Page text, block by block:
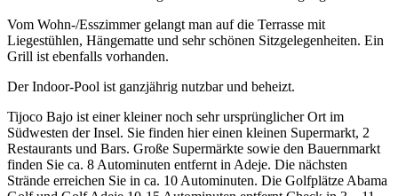
Vom Wohn-/Esszimmer gelangt man auf die Terrasse mit
Liegestühlen, Hängematte und sehr schönen Sitzgelegenheiten. Ein
Grill ist ebenfalls vorhanden.
Der Indoor-Pool ist ganzjährig nutzbar und beheizt.
Tijoco Bajo ist einer kleiner noch sehr ursprünglicher Ort im
Südwesten der Insel. Sie finden hier einen kleinen Supermarkt, 2
Restaurants und Bars. Große Supermärkte sowie den Bauernmarkt
finden Sie ca. 8 Autominuten entfernt in Adeje. Die nächsten
Strände erreichen Sie in ca. 10 Autominuten. Die Golfplätze Abama